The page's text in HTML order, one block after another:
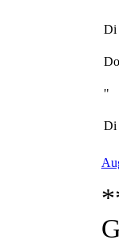
Di
Do
"
Di